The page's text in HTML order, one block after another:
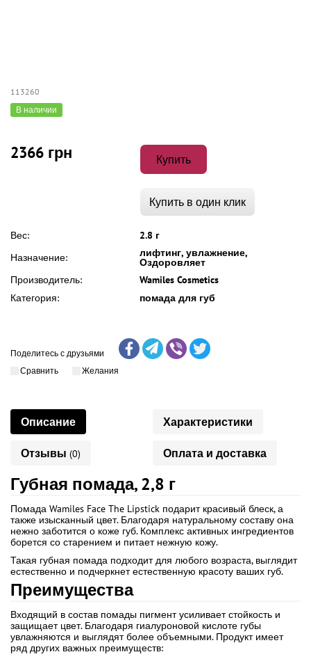
113260
В наличии
2366 грн Купить
Купить в один клик
Вес:
2.8 г
Назначение:
лифтинг, увлажнение,
Оздоровляет
Производитель:
Wamiles Cosmetics
Категория:
помада для губ
Поделитесь с друзьями
Сравнить
Желания
Описание Характеристики
Отзывы (0) Оплата и доставка
Губная помада, 2,8 г
Помада Wamiles Face The Lipstick подарит красивый блеск, а
также изысканный цвет. Благодаря натуральному составу она
нежно заботится о коже губ. Комплекс активных ингредиентов
борется со старением и питает нежную кожу.
Такая губная помада подходит для любого возраста, выглядит
естественно и подчеркнет естественную красоту ваших губ.
Преимущества
Входящий в состав помады пигмент усиливает стойкость и
защищает цвет. Благодаря гиалуроновой кислоте губы
увлажняются и выглядят более объемными. Продукт имеет
ряд других важных преимуществ: